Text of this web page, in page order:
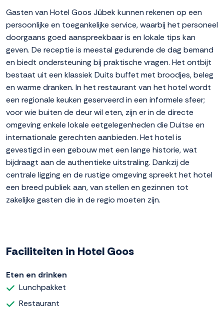
Gasten van Hotel Goos Jübek kunnen rekenen op een
persoonlijke en toegankelijke service, waarbij het personeel
doorgaans goed aanspreekbaar is en lokale tips kan
geven. De receptie is meestal gedurende de dag bemand
en biedt ondersteuning bij praktische vragen. Het ontbijt
bestaat uit een klassiek Duits buffet met broodjes, beleg
en warme dranken. In het restaurant van het hotel wordt
een regionale keuken geserveerd in een informele sfeer;
voor wie buiten de deur wil eten, zijn er in de directe
omgeving enkele lokale eetgelegenheden die Duitse en
internationale gerechten aanbieden. Het hotel is
gevestigd in een gebouw met een lange historie, wat
bijdraagt aan de authentieke uitstraling. Dankzij de
centrale ligging en de rustige omgeving spreekt het hotel
een breed publiek aan, van stellen en gezinnen tot
zakelijke gasten die in de regio moeten zijn.
Faciliteiten in Hotel Goos
Eten en drinken
Lunchpakket
Restaurant